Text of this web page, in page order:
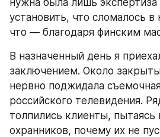
установить, что сломалось в
что — благодаря финским
В назначенный день я
заключением. Около
нервно поджидала
российского телевидения.
толпились клиенты, пытаясь
охранников, почему их не